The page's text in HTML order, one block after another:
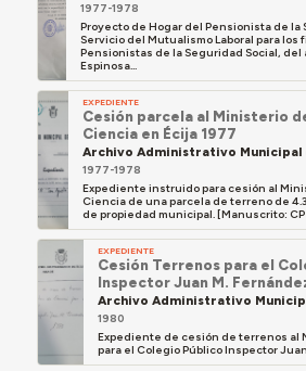
1977-1978
Proyecto de Hogar del Pensionista de la
Servicio del Mutualismo Laboral para
Pensionistas de la Seguridad Social,
Espinosa...
EXPEDIENTE
Cesión parcela al Ministerio
Ciencia en Écija 1977
Archivo Administrativo Municipal
1977-1978
Expediente instruido para cesión al
Ciencia de una parcela de terreno de
de propiedad municipal. [Manuscrito:
EXPEDIENTE
Cesión Terrenos para el
Inspector Juan M.
Archivo Administrativo
1980
Expediente de cesión de terrenos al
para el Colegio Público Inspector